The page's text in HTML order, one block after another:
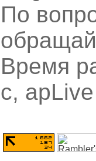
По
Время
с,